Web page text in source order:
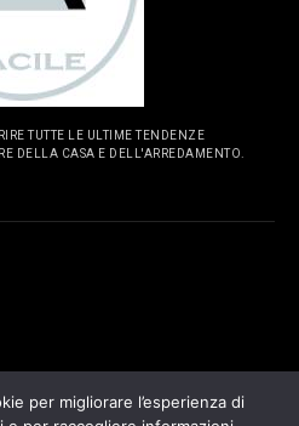
TUTTE LE ULTIME TENDENZE
DELLA CASA E DELL'ARREDAMENTO.
per migliorare l’esperienza di